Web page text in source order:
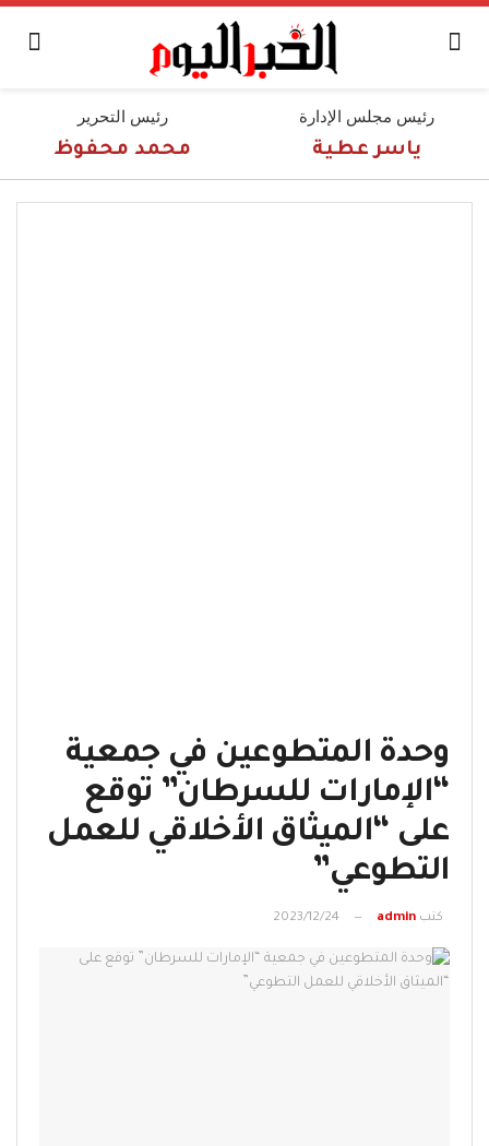
رئيس مجلس الإدارة
ياسر عطية
رئيس التحرير
محمد محفوظ
وحدة المتطوعين في جمعية
“الإمارات للسرطان” توقع
على “الميثاق الأخلاقي للعمل
التطوعي”
كتب admin
2023/12/24